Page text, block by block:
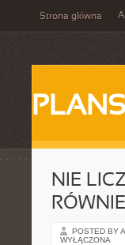
Strona główna
NIE
POSTED BY
WYŁĄCZONA